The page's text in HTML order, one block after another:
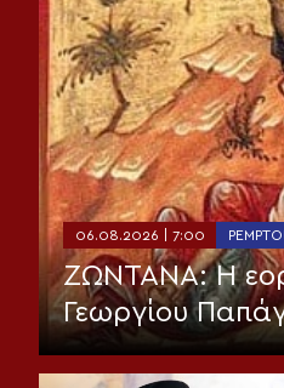
06.08.2026 | 7:00
ΖΩΝΤΑΝΑ: Η
Γεωργίου